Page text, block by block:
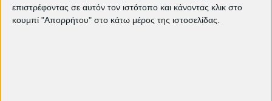
επιστρέφοντας σε αυτόν τον ιστότοπο και κάνοντας κλικ στο
κουμπί "Απορρήτου" στο κάτω μέρος της ιστοσελίδας.
The Bride!: Τα τέρατα δεν είναι αυτά
που νομίζεις | EDITORIAL